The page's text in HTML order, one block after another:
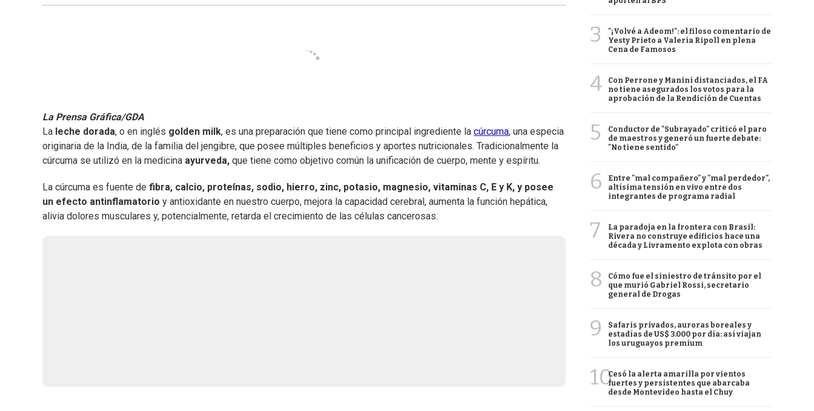
La Prensa Gráfica/GDA
La leche dorada, o en inglés golden milk, es una preparación que tiene como principal ingrediente la cúrcuma, una especia
originaria de la India, de la familia del jengibre, que posee múltiples beneficios y aportes nutricionales. Tradicionalmente la
cúrcuma se utilizó en la medicina ayurveda, que tiene como objetivo común la unificación de cuerpo, mente y espíritu.
La cúrcuma es fuente de fibra, calcio, proteínas, sodio, hierro, zinc, potasio, magnesio, vitaminas C, E y K, y posee
un efecto antinflamatorio y antioxidante en nuestro cuerpo, mejora la capacidad cerebral, aumenta la función hepática,
alivia dolores musculares y, potencialmente, retarda el crecimiento de las células cancerosas.
3
"¡Volvé a Adeom!": el filoso comentario de
Yesty Prieto a Valeria Ripoll en plena
Cena de Famosos
4
Con Perrone y Manini distanciados, el FA
no tiene asegurados los votos para la
aprobación de la Rendición de Cuentas
5
Conductor de "Subrayado" criticó el paro
de maestros y generó un fuerte debate:
"No tiene sentido"
6
Entre "mal compañero" y "mal perdedor",
altísima tensión en vivo entre dos
integrantes de programa radial
7
La paradoja en la frontera con Brasil:
Rivera no construye edificios hace una
década y Livramento explota con obras
8
Cómo fue el siniestro de tránsito por el
que murió Gabriel Rossi, secretario
general de Drogas
9
Safaris privados, auroras boreales y
estadías de US$ 3.000 por día: así viajan
los uruguayos premium
10Cesó la alerta amarilla por vientos
fuertes y persistentes que abarcaba
desde Montevideo hasta el Chuy